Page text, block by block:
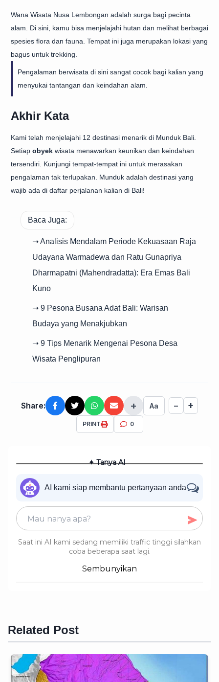
Wana Wisata Nusa Lembongan adalah surga bagi pecinta
alam. Di sini, kamu bisa menjelajahi hutan dan melihat berbagai
spesies flora dan fauna. Tempat ini juga merupakan lokasi yang
bagus untuk trekking.
Pengalaman berwisata di sini sangat cocok bagi kalian yang
menyukai tantangan dan keindahan alam.
Akhir Kata
Kami telah menjelajahi 12 destinasi menarik di Munduk Bali.
Setiap obyek wisata menawarkan keunikan dan keindahan
tersendiri. Kunjungi tempat-tempat ini untuk merasakan
pengalaman tak terlupakan. Munduk adalah destinasi yang
wajib ada di daftar perjalanan kalian di Bali!
Baca Juga:
➝ Analisis Mendalam Periode Kekuasaan Raja
Udayana Warmadewa dan Ratu Gunapriya
Dharmapatni (Mahendradatta): Era Emas Bali
Kuno
➝ 9 Pesona Busana Adat Bali: Warisan
Budaya yang Menakjubkan
➝ 9 Tips Menarik Mengenai Pesona Desa
Wisata Penglipuran
Share: + Aa − +
PRINT 0
✦ Tanya AI
AI kami siap membantu pertanyaan anda
Saat ini AI kami sedang memiliki traffic tinggi silahkan
coba beberapa saat lagi.
Sembunyikan
Related Post